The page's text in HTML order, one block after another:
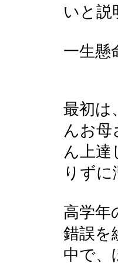
いと説
一生懸
最初は
んお
ん上達
りず
高学年
錯誤を
中で、